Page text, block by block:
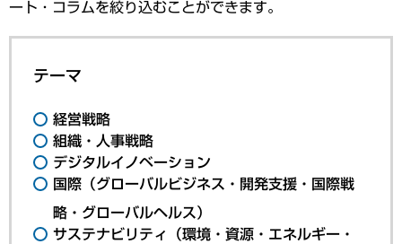
ート・コラムを絞り込むことができます。
テーマ
経営戦略
組織・人事戦略
デジタルイノベーション
国際（グローバルビジネス・開発支援・国際戦
略・グローバルヘルス）
サステナビリティ（環境・資源・エネルギー・